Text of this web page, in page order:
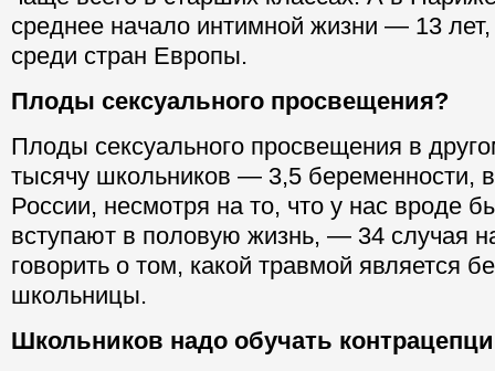
среднее начало интимной жизни — 13
среди стран Европы.
Плоды сексуального просвещения?
Плоды сексуального просвещения в
тысячу школьников — 3,5 беременности,
России, несмотря на то, что у нас вроде
вступают в половую жизнь, — 34 случая
говорить о том, какой травмой является
школьницы.
Школьников надо обучать